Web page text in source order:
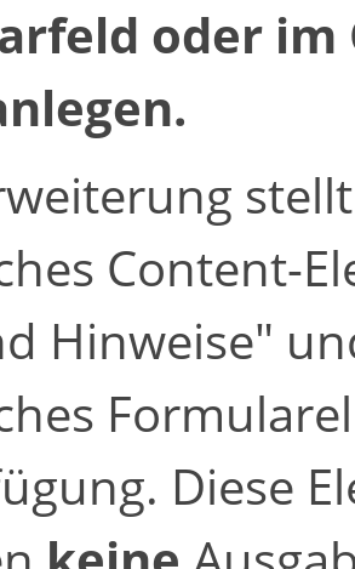
oder im
Content-
Hinweise"
Diese